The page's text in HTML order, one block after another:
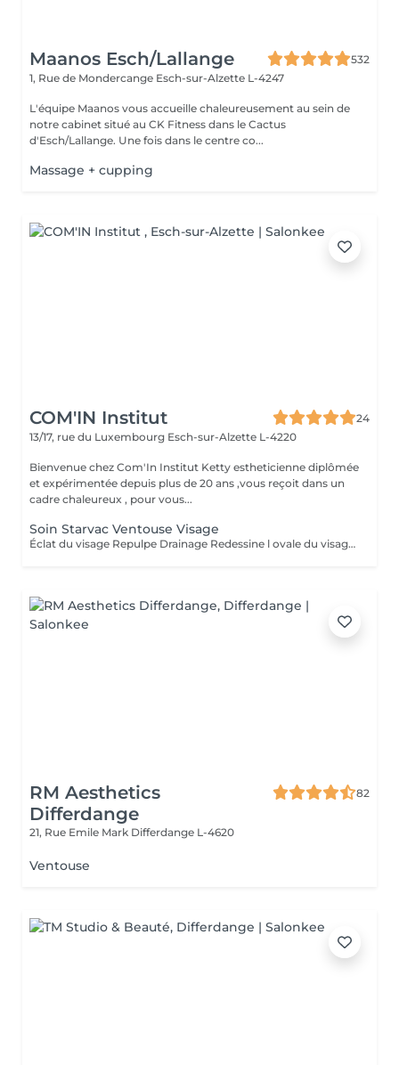
Maanos Esch/Lallange
532
1, Rue de Mondercange Esch-sur-Alzette L-4247
L'équipe Maanos vous accueille chaleureusement au sein de
notre cabinet situé au CK Fitness dans le Cactus
d'Esch/Lallange. Une fois dans le centre co...
Massage + cupping
COM'IN Institut
24
13/17, rue du Luxembourg Esch-sur-Alzette L-4220
Bienvenue chez Com'In Institut Ketty estheticienne diplômée
et expérimentée depuis plus de 20 ans ,vous reçoit dans un
cadre chaleureux , pour vous...
Soin Starvac Ventouse Visage
Éclat du visage Repulpe Drainage Redessine l ovale du visage Nettoyage du visage ,traitement ventouse et application d'une crème
RM Aesthetics
Differdange
82
21, Rue Emile Mark Differdange L-4620
Ventouse